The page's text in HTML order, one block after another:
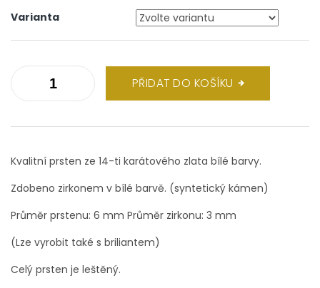
cena:
Varianta
PŘIDAT DO KOŠÍKU
Kvalitní prsten ze 14-ti karátového zlata bílé barvy.
Zdobeno zirkonem v bílé barvě. (syntetický kámen)
Průměr prstenu: 6 mm Průměr zirkonu: 3 mm
(Lze vyrobit také s briliantem)
Celý prsten je leštěný.